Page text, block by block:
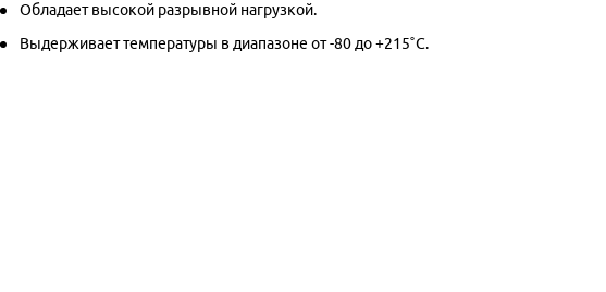
Обладает высокой разрывной нагрузкой.
Выдерживает температуры в диапазоне от -80 до +215˚С.